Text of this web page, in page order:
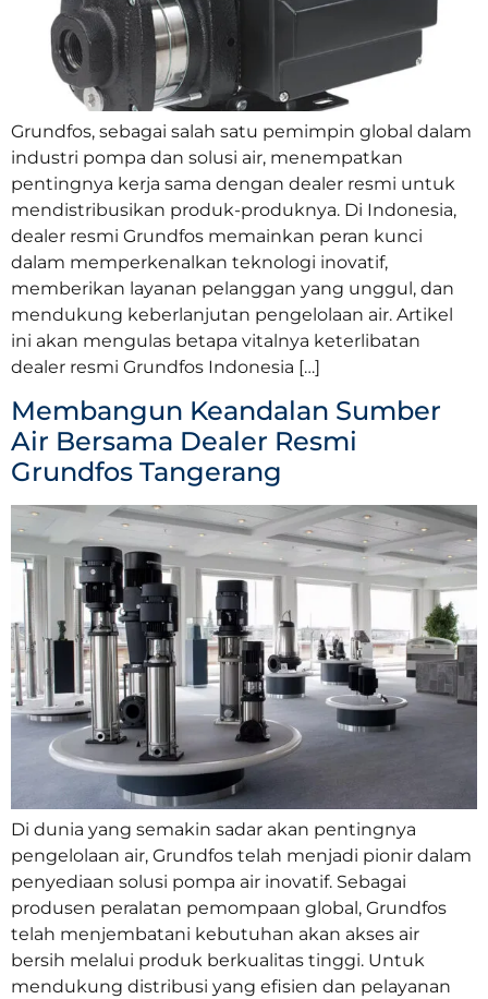
Grundfos, sebagai salah satu pemimpin global dalam
industri pompa dan solusi air, menempatkan
pentingnya kerja sama dengan dealer resmi untuk
mendistribusikan produk-produknya. Di Indonesia,
dealer resmi Grundfos memainkan peran kunci
dalam memperkenalkan teknologi inovatif,
memberikan layanan pelanggan yang unggul, dan
mendukung keberlanjutan pengelolaan air. Artikel
ini akan mengulas betapa vitalnya keterlibatan
dealer resmi Grundfos Indonesia […]
Membangun Keandalan Sumber
Air Bersama Dealer Resmi
Grundfos Tangerang
Di dunia yang semakin sadar akan pentingnya
pengelolaan air, Grundfos telah menjadi pionir dalam
penyediaan solusi pompa air inovatif. Sebagai
produsen peralatan pemompaan global, Grundfos
telah menjembatani kebutuhan akan akses air
bersih melalui produk berkualitas tinggi. Untuk
mendukung distribusi yang efisien dan pelayanan